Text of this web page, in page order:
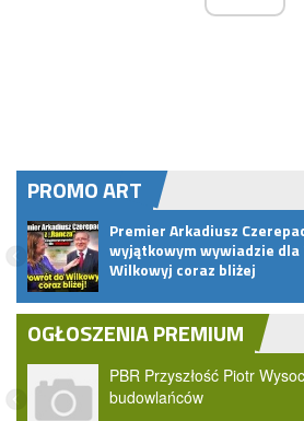
PROMO ART
Premier Arkadiusz
wyjątkowym wywiadzie
Wilkowyj coraz bliżej
OGŁOSZENIA PREMIUM
PBR Przyszłość Piotr
budowlańców